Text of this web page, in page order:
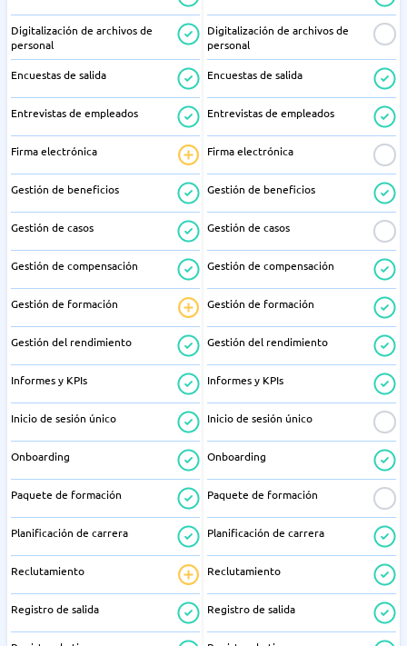
Digitalización de archivos de
personal
Encuestas de salida
Entrevistas de empleados
Firma electrónica
Gestión de beneficios
Gestión de casos
Gestión de compensación
Gestión de formación
Gestión del rendimiento
Informes y KPIs
Inicio de sesión único
Onboarding
Paquete de formación
Planificación de carrera
Reclutamiento
Registro de salida
Digitalización de archivos de
personal
Encuestas de salida
Entrevistas de empleados
Firma electrónica
Gestión de beneficios
Gestión de casos
Gestión de compensación
Gestión de formación
Gestión del rendimiento
Informes y KPIs
Inicio de sesión único
Onboarding
Paquete de formación
Planificación de carrera
Reclutamiento
Registro de salida